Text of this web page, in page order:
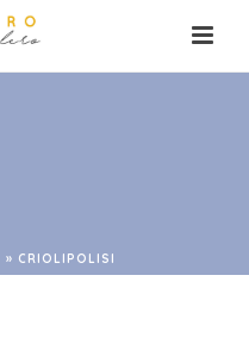
» CRIOLIPOLISI